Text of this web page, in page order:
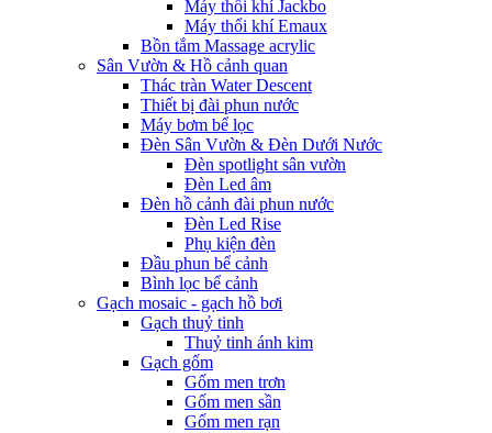
Máy thổi khí Jackbo
Máy thổi khí Emaux
Bồn tắm Massage acrylic
Sân Vườn & Hồ cảnh quan
Thác tràn Water Descent
Thiết bị đài phun nước
Máy bơm bể lọc
Đèn Sân Vườn & Đèn Dưới Nước
Đèn spotlight sân vườn
Đèn Led âm
Đèn hồ cảnh đài phun nước
Đèn Led Rise
Phụ kiện đèn
Đầu phun bể cảnh
Bình lọc bể cảnh
Gạch mosaic - gạch hồ bơi
Gạch thuỷ tinh
Thuỷ tinh ánh kim
Gạch gốm
Gốm men trơn
Gốm men sần
Gốm men rạn